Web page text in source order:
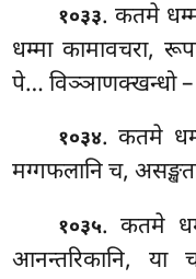
१०३३. कतमे
धम्मा कामावचरा,
पे… विञ्ञाणक्खन्धो –
१०३४. कतमे
मग्गफलानि च,
१०३५. कतमे
आनन्तरिकानि, या